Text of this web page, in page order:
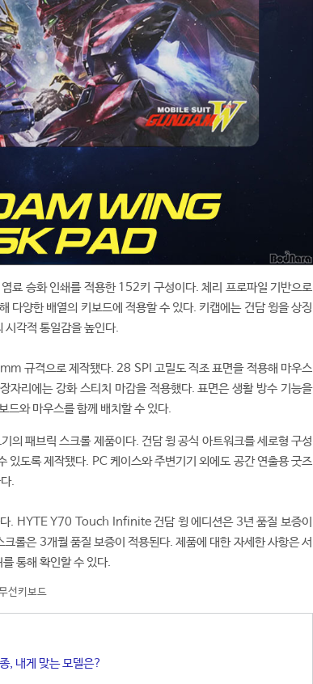
료 승화 인쇄를 적용한 152키 구성이다. 체리 프로파일 기반으로
양한 배열의 키보드에 적용할 수 있다. 키캡에는 건담 윙을 상징
시각적 통일감을 높인다.
규격으로 제작됐다. 28 SPI 고밀도 직조 표면을 적용해 마우스
자리에는 강화 스티치 마감을 적용했다. 표면은 생활 방수 기능을
드와 마우스를 함께 배치할 수 있다.
패브릭 스크롤 제품이다. 건담 윙 공식 아트워크를 세로형 구성
있도록 제작됐다. PC 케이스와 주변기기 외에도 공간 연출용 굿즈
.
. HYTE Y70 Touch Infinite 건담 윙 에디션은 3년 품질 보증이
롤은 3개월 품질 보증이 적용된다. 제품에 대한 자세한 사항은 서
통해 확인할 수 있다.
선키보드
, 내게 맞는 모델은?